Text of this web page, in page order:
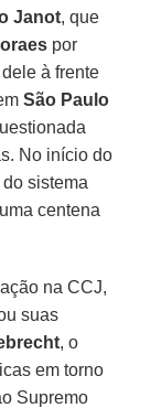
Janot, que
por
à frente
São Paulo
No início do
sistema
centena
na CCJ,
suas
, o
em torno
Supremo